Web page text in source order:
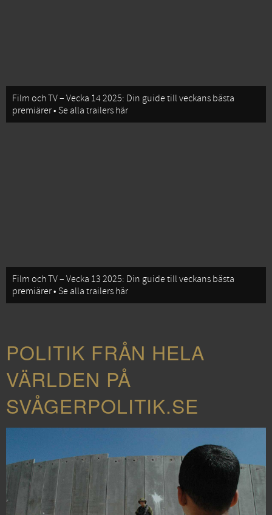
Film och TV – Vecka 14 2025: Din guide till veckans bästa
premiärer • Se alla trailers här
Film och TV – Vecka 13 2025: Din guide till veckans bästa
premiärer • Se alla trailers här
POLITIK FRÅN HELA
VÄRLDEN PÅ
SVÅGERPOLITIK.SE